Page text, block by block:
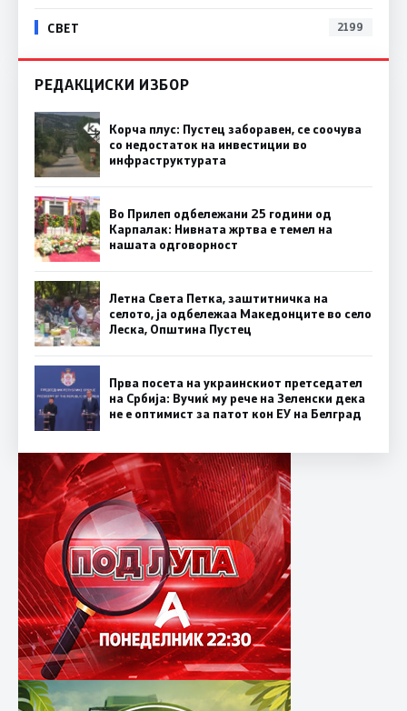
СВЕТ 2199
РЕДАКЦИСКИ ИЗБОР
Корча плус: Пустец заборавен, се соочува
со недостаток на инвестиции во
инфраструктурата
Во Прилеп одбележани 25 години од
Карпалак: Нивната жртва е темел на
нашата одговорност
Летна Света Петка, заштитничка на
селото, ја одбележаа Македонците во село
Леска, Општина Пустец
Прва посета на украинскиот претседател
на Србија: Вучиќ му рече на Зеленски дека
не е оптимист за патот кон ЕУ на Белград